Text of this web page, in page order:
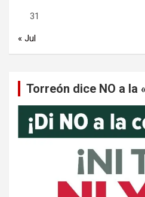
31
« Jul
Torreón dice NO a la